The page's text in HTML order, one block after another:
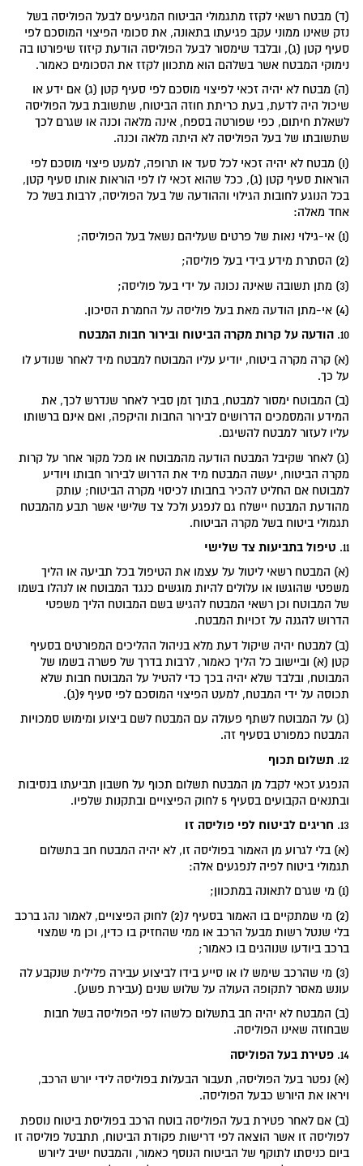
(ד) מבטח רשאי לקזז מתגמולי הביטוח המגיעים לבעל הפוליסה בשל
נזק שאינו ממוני עקב פגיעתו בתאונה, את סכומי הפיצוי המוסכם לפי
סעיף קטן (ג), ובלבד שימסור לבעל הפוליסה הודעת קיזוז שיפורטו בה
נימוקי המבטח אשר בשלהם הוא מתכוון לקזז את הסכומים כאמור.
(ה) מבטח לא יהיה זכאי לפיצוי מוסכם לפי סעיף קטן (ג) אם ידע או
שיכול היה לדעת, בעת כריתת חוזה הביטוח, שתשובת בעל הפוליסה
לשאלת חיתום, כפי שפורטה בספח, אינה מלאה וכנה או שגרם לכך
שתשובתו של בעל הפוליסה לא היתה מלאה וכנה.
(ו) מבטח לא יהיה זכאי לכל סעד או תרופה, למעט פיצוי מוסכם לפי
הוראות סעיף קטן (ג), ככל שהוא זכאי לו לפי הוראות אותו סעיף קטן,
בכל הנוגע לחובות הגילוי וההודעה של בעל הפוליסה, לרבות בשל כל
אחד מאלה:
(1) אי-גילוי נאות של פרטים שעליהם נשאל בעל הפוליסה;
(2) הסתרת מידע בידי בעל פוליסה;
(3) מתן תשובה שאינה נכונה על ידי בעל פוליסה;
(4) אי-מתן הודעה מאת בעל פוליסה על החמרת הסיכון.
10. הודעה על קרות מקרה הביטוח ובירור חבות המבטח
(א) קרה מקרה ביטוח, יודיע עליו המבוטח למבטח מיד לאחר שנודע לו
על כך.
(ב) המבוטח ימסור למבטח, בתוך זמן סביר לאחר שנדרש לכך, את
המידע והמסמכים הדרושים לבירור החבות והיקפה, ואם אינם ברשותו
עליו לעזור למבטח להשיגם.
(ג) לאחר שקיבל המבטח הודעה מהמבוטח או מכל מקור אחר על קרות
מקרה הביטוח, יעשה המבטח מיד את הדרוש לבירור חבותו ויודיע
למבוטח אם החליט להכיר בחבותו לכיסוי מקרה הביטוח; עותק
מהודעת המבטח יישלח גם לנפגע ולכל צד שלישי אשר תבע מהמבטח
תגמולי ביטוח בשל מקרה הביטוח.
11. טיפול בתביעות צד שלישי
(א) המבטח רשאי ליטול על עצמו את הטיפול בכל תביעה או הליך
משפטי שהוגשו או עלולים להיות מוגשים כנגד המבוטח או לנהלו בשמו
של המבוטח וכן רשאי המבטח להגיש בשם המבוטח הליך משפטי
הדרוש להגנה על זכויות המבטח.
(ב) למבטח יהיה שיקול דעת מלא בניהול ההליכים המפורטים בסעיף
קטן (א) וביישוב כל הליך כאמור, לרבות בדרך של פשרה בשמו של
המבוטח, ובלבד שלא יהיה בכך כדי להטיל על המבוטח חבות שלא
תכוסה על ידי המבטח, למעט הפיצוי המוסכם לפי סעיף 9(ג).
(ג) על המבוטח לשתף פעולה עם המבטח לשם ביצוע ומימוש סמכויות
המבטח כמפורט בסעיף זה.
12. תשלום תכוף
הנפגע זכאי לקבל מן המבטח תשלום תכוף על חשבון תביעתו בנסיבות
ובתנאים הקבועים בסעיף 5 לחוק הפיצויים ובתקנות שלפיו.
13. חריגים לביטוח לפי פוליסה זו
(א) בלי לגרוע מן האמור בפוליסה זו, לא יהיה המבטח חב בתשלום
תגמולי ביטוח לפיה לנפגעים אלה:
(1) מי שגרם לתאונה במתכוון;
(2) מי שמתקיים בו האמור בסעיף 7(2) לחוק הפיצויים, לאמור נהג ברכב
בלי שנטל רשות מבעל הרכב או ממי שהחזיק בו כדין, וכן מי שמצוי
ברכב ביודעו שנוהגים בו כאמור;
(3) מי שהרכב שימש לו או סייע בידו לביצוע עבירה פלילית שנקבע לה
עונש מאסר לתקופה העולה על שלוש שנים (עבירת פשע).
(ב) המבטח לא יהיה חב בתשלום כלשהו לפי הפוליסה בשל חבות
שבחוזה שאינו הפוליסה.
14. פטירת בעל הפוליסה
(א) נפטר בעל הפוליסה, תעבור הבעלות בפוליסה לידי יורש הרכב,
ויראו את היורש כבעל הפוליסה.
(ב) אם לאחר פטירת בעל הפוליסה בוטח הרכב בפוליסת ביטוח נוספת
לפוליסה זו אשר הוצאה לפי דרישות פקודת הביטוח, תתבטל פוליסה זו
ביום כניסתו לתוקף של הביטוח הנוסף כאמור, והמבטח ישיב ליורש